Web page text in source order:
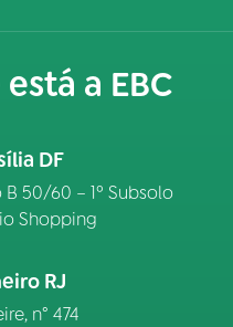
a EBC
DF
50/60 – 1º Subsolo
Shopping
RJ
n° 474